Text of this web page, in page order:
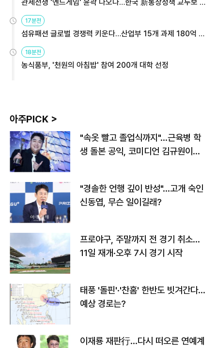
관세전쟁 '엔드게임' 윤곽 나오나…한국 新통상정책 교두보 활
용해야
17분전
섬유패션 글로벌 경쟁력 키운다…산업부 15개 과제 180억 지
원
18분전
농식품부, '천원의 아침밥' 참여 200개 대학 선정
아주PICK >
"속옷 빨고 졸업식까지"…근육병 학
생 돌본 공익, 코미디언 김규원이었
"경솔한 언행 깊이 반성"…고개 숙인
신동엽, 무슨 일이길래?
프로야구, 주말까지 전 경기 취소…
11일 재개·오후 7시 경기 시작
태풍 '돌핀'·'찬홈' 한반도 빗겨간다…
예상 경로는?
이재룡 재판行…다시 떠오른 연예계